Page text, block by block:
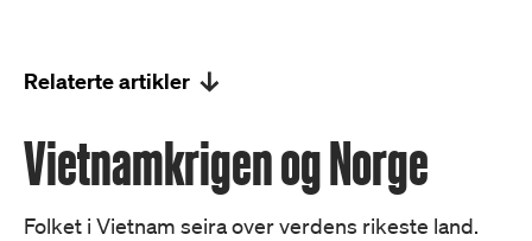
Relaterte artikler
Vietnamkrigen og Norge
Folket i Vietnam seira over verdens rikeste land.